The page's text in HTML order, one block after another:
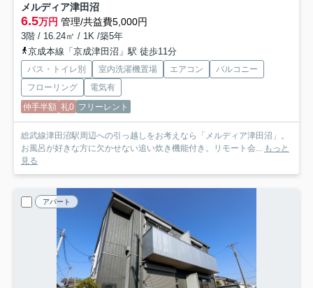
メルディア津田沼
6.5万円 管理/共益費5,000円
3階 / 16.24㎡ / 1K /築5年
京成本線「京成津田沼」駅 徒歩11分
バス・トイレ別 室内洗濯機置場 エアコン
バルコニー
フローリング
電気有
仲手半額 礼0 フリーレント
総武線津田沼駅周辺への引っ越しをお考えなら「メルディア津田沼」。
お風呂が好きな方に欠かせない追い炊き機能付き。リモート会... もっと
見る
アパート